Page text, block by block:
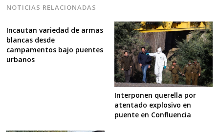
NOTICIAS RELACIONADAS
Incautan variedad de armas
blancas desde
campamentos bajo puentes
urbanos
Interponen querella por
atentado explosivo en
puente en Confluencia